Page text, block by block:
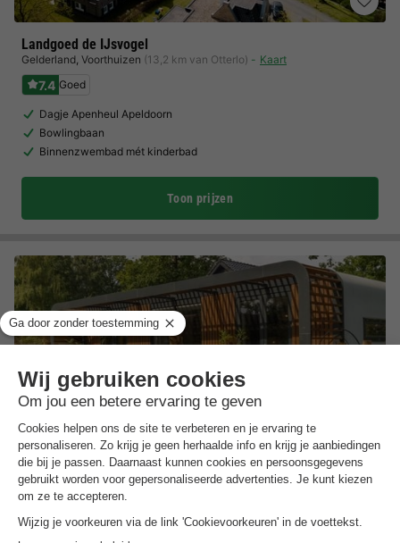
Landgoed de IJsvogel
Gelderland, Voorthuizen (13,2 km van Otterlo) Kaart
7.4 Goed
Dagje Apenheul Apeldoorn
Bowlingbaan
Binnenzwembad mét kinderbad
Toon prijzen
De Leughte Resort Renswoude
Utrecht ,Renswoude (15,9 km van Otterlo)
Kaart
Moderne accommodatie met comfortabel meubilair